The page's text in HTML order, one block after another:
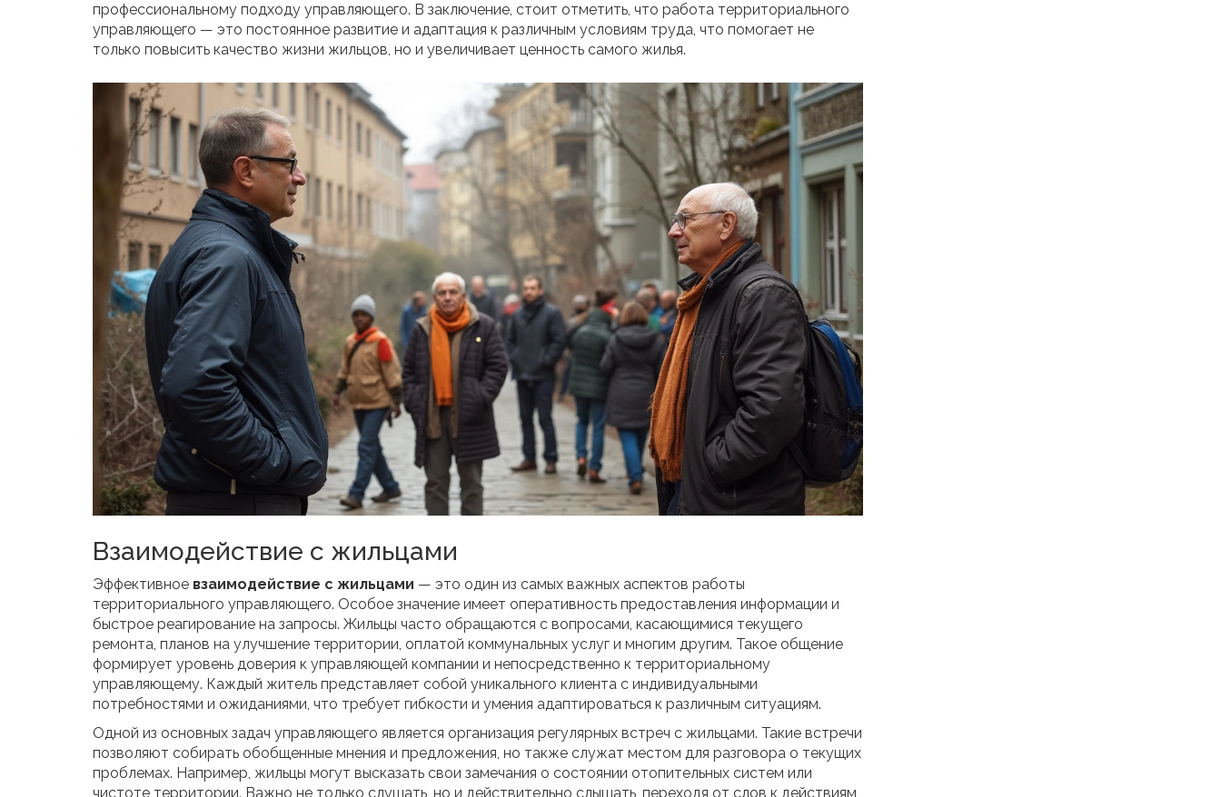
профессиональному подходу управляющего. В заключение, стоит отметить, что работа территориального
управляющего — это постоянное развитие и адаптация к различным условиям труда, что помогает не
только повысить качество жизни жильцов, но и увеличивает ценность самого жилья.
Взаимодействие с жильцами
Эффективное взаимодействие с жильцами — это один из самых важных аспектов работы
территориального управляющего. Особое значение имеет оперативность предоставления информации и
быстрое реагирование на запросы. Жильцы часто обращаются с вопросами, касающимися текущего
ремонта, планов на улучшение территории, оплатой коммунальных услуг и многим другим. Такое общение
формирует уровень доверия к управляющей компании и непосредственно к территориальному
управляющему. Каждый житель представляет собой уникального клиента с индивидуальными
потребностями и ожиданиями, что требует гибкости и умения адаптироваться к различным ситуациям.
Одной из основных задач управляющего является организация регулярных встреч с жильцами. Такие встречи
позволяют собирать обобщенные мнения и предложения, но также служат местом для разговора о текущих
проблемах. Например, жильцы могут высказать свои замечания о состоянии отопительных систем или
чистоте территории. Важно не только слушать, но и действительно слышать, переходя от слов к действиям,